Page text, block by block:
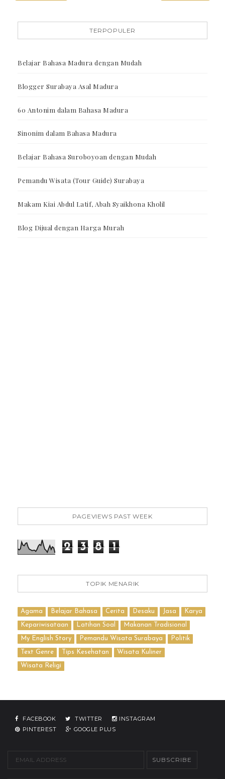
TERPOPULER
Belajar Bahasa Madura dengan Mudah
Blogger Surabaya Asal Madura
60 Antonim dalam Bahasa Madura
Sinonim dalam Bahasa Madura
Belajar Bahasa Suroboyoan dengan Mudah
Pemandu Wisata (Tour Guide) Surabaya
Makam Kiai Abdul Latif, Abah Syaikhona Kholil
Blog Dijual dengan Harga Murah
PAGEVIEWS PAST WEEK
2 3 8 1
TOPIK MENARIK
Agama Belajar Bahasa Cerita Desaku Jasa Karya
Kepariwisataan Latihan Soal Makanan Tradisional
My English Story Pemandu Wisata Surabaya Politik
Text Genre Tips Kesehatan Wisata Kuliner
Wisata Religi
FACEBOOK TWITTER
INSTAGRAM
PINTEREST
GOOGLE PLUS